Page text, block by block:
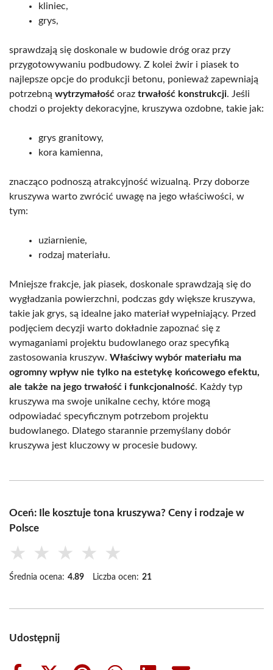
kliniec,
grys,
sprawdzają się doskonale w budowie dróg oraz przy
przygotowywaniu podbudowy. Z kolei żwir i piasek to
najlepsze opcje do produkcji betonu, ponieważ zapewniają
potrzebną wytrzymałość oraz trwałość konstrukcji. Jeśli
chodzi o projekty dekoracyjne, kruszywa ozdobne, takie jak:
grys granitowy,
kora kamienna,
znacząco podnoszą atrakcyjność wizualną. Przy doborze
kruszywa warto zwrócić uwagę na jego właściwości, w
tym:
uziarnienie,
rodzaj materiału.
Mniejsze frakcje, jak piasek, doskonale sprawdzają się do
wygładzania powierzchni, podczas gdy większe kruszywa,
takie jak grys, są idealne jako materiał wypełniający. Przed
podjęciem decyzji warto dokładnie zapoznać się z
wymaganiami projektu budowlanego oraz specyfiką
zastosowania kruszyw. Właściwy wybór materiału ma
ogromny wpływ nie tylko na estetykę końcowego efektu,
ale także na jego trwałość i funkcjonalność. Każdy typ
kruszywa ma swoje unikalne cechy, które mogą
odpowiadać specyficznym potrzebom projektu
budowlanego. Dlatego starannie przemyślany dobór
kruszywa jest kluczowy w procesie budowy.
Oceń: Ile kosztuje tona kruszywa? Ceny i rodzaje w
Polsce
★ ★ ★ ★ ★
Średnia ocena: 4.89 Liczba ocen: 21
Udostępnij